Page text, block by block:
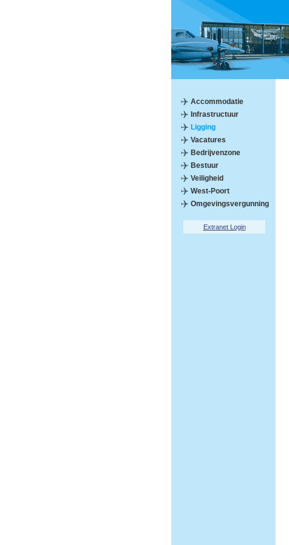
Accommodatie
Infrastructuur
Ligging
Vacatures
Bedrijvenzone
Bestuur
Veiligheid
West-Poort
Omgevingsvergunning
Extranet Login